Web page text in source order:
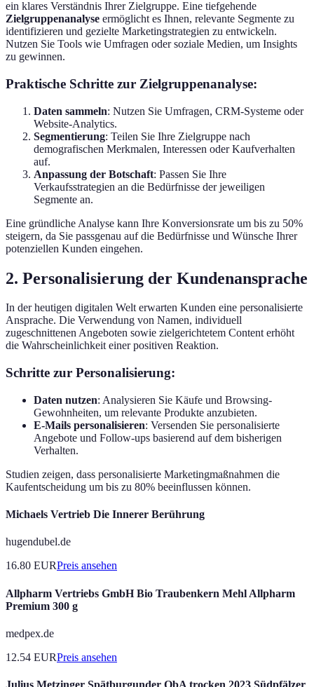
ein klares Verständnis Ihrer Zielgruppe. Eine tiefgehende
Zielgruppenanalyse ermöglicht es Ihnen, relevante Segmente zu
identifizieren und gezielte Marketingstrategien zu entwickeln.
Nutzen Sie Tools wie Umfragen oder soziale Medien, um Insights
zu gewinnen.
Praktische Schritte zur Zielgruppenanalyse:
Daten sammeln: Nutzen Sie Umfragen, CRM-Systeme oder
Website-Analytics.
Segmentierung: Teilen Sie Ihre Zielgruppe nach
demografischen Merkmalen, Interessen oder Kaufverhalten
auf.
Anpassung der Botschaft: Passen Sie Ihre
Verkaufsstrategien an die Bedürfnisse der jeweiligen
Segmente an.
Eine gründliche Analyse kann Ihre Konversionsrate um bis zu 50%
steigern, da Sie passgenau auf die Bedürfnisse und Wünsche Ihrer
potenziellen Kunden eingehen.
2. Personalisierung der Kundenansprache
In der heutigen digitalen Welt erwarten Kunden eine personalisierte
Ansprache. Die Verwendung von Namen, individuell
zugeschnittenen Angeboten sowie zielgerichtetem Content erhöht
die Wahrscheinlichkeit einer positiven Reaktion.
Schritte zur Personalisierung:
Daten nutzen: Analysieren Sie Käufe und Browsing-
Gewohnheiten, um relevante Produkte anzubieten.
E-Mails personalisieren: Versenden Sie personalisierte
Angebote und Follow-ups basierend auf dem bisherigen
Verhalten.
Studien zeigen, dass personalisierte Marketingmaßnahmen die
Kaufentscheidung um bis zu 80% beeinflussen können.
Michaels Vertrieb Die Innerer Berührung
hugendubel.de
16.80 EURPreis ansehen
Allpharm Vertriebs GmbH Bio Traubenkern Mehl Allpharm
Premium 300 g
medpex.de
12.54 EURPreis ansehen